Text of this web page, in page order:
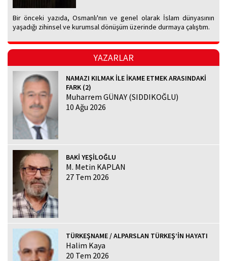
Bir önceki yazıda, Osmanlı'nın ve genel olarak İslam dünyasının
yaşadığı zihinsel ve kurumsal dönüşüm üzerinde durmaya çalıştım.
YAZARLAR
NAMAZI KILMAK İLE İKAME ETMEK ARASINDAKİ
FARK (2)
Muharrem GÜNAY (SIDDIKOĞLU)
10 Ağu 2026
BAKİ YEŞİLOĞLU
M. Metin KAPLAN
27 Tem 2026
TÜRKEŞNAME / ALPARSLAN TÜRKEŞ’İN HAYATI
Halim Kaya
20 Tem 2026